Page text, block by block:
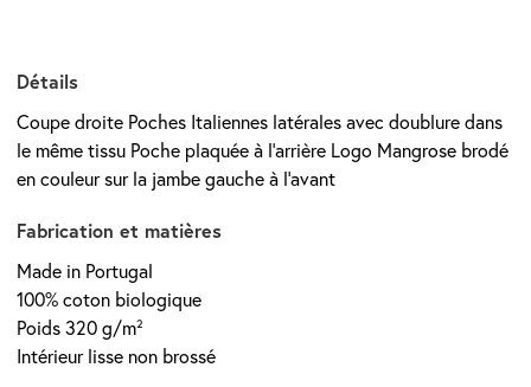
Détails
Coupe droite Poches Italiennes latérales avec doublure dans
le même tissu Poche plaquée à l’arrière Logo Mangrose brodé
en couleur sur la jambe gauche à l’avant
Fabrication et matières
Made in Portugal
100% coton biologique
Poids 320 g/m²
Intérieur lisse non brossé